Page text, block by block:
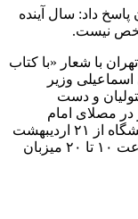
داد: سال آینده
نیست.
با شعار «با کتاب
اسماعیلی وزیر
و دست
کشور و ناشران ۳۰ کشور در مصلای امام
خمینی (ره) طی آیینی گشایش یافت. این نمایشگاه از ۲۱ اردیبهشت
آغاز به کار کرده و تا ۳۱ اردیبهشت ماه از ساعت ۱۰ تا ۲۰ میزبان